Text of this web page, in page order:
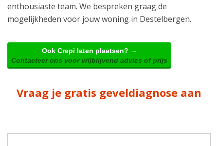
enthousiaste team. We bespreken graag de
mogelijkheden voor jouw woning in Destelbergen.
Ook Crepi laten plaatsen? →
Contacteer ons voor vrijblijvend advies of prijs
Vraag je gratis geveldiagnose aan